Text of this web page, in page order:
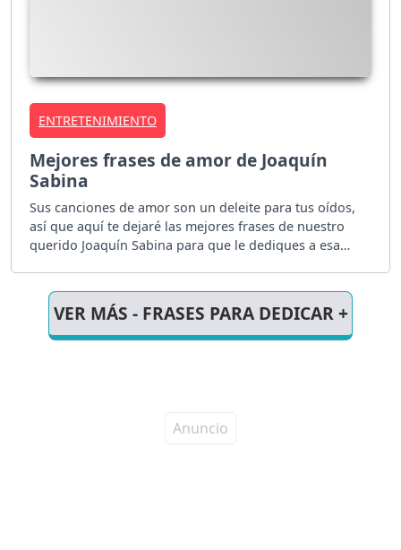
ENTRETENIMIENTO
Mejores frases de amor de Joaquín
Sabina
Sus canciones de amor son un deleite para tus oídos,
así que aquí te dejaré las mejores frases de nuestro
querido Joaquín Sabina para que le dediques a esa
VER MÁS - FRASES PARA DEDICAR +